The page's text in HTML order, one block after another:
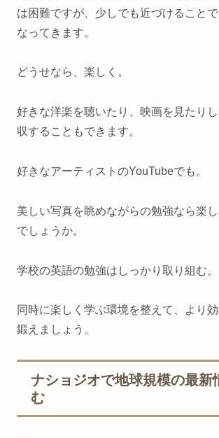
は困難ですが、少しでも近づけること
なってきます。
どうせなら、楽しく。
好きな洋楽を聴いたり、映画を見たり
収することもできます。
好きなアーティストのYouTubeでも。
美しい写真を眺めながらの勉強なら楽
でしょうか。
学校の英語の勉強はしっかり取り組む。
同時に楽しく学ぶ環境を整えて、より
鍛えましょう。
ナショジオで地球規模の最新
む